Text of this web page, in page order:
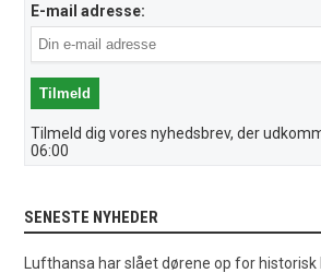
E-mail adresse:
Tilmeld dig vores nyhedsbrev, der
06:00
SENESTE NYHEDER
Lufthansa har slået dørene op for historisk